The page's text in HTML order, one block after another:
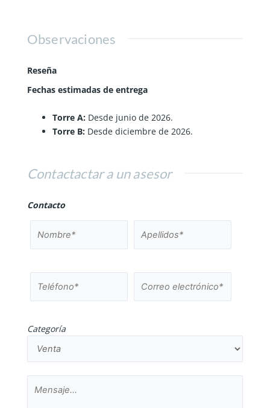
Observaciones
Reseña
Fechas estimadas de entrega
Torre A:Desde junio de 2026.
Torre B:Desde diciembre de 2026.
Contactactar a un asesor
Contacto
Categoría